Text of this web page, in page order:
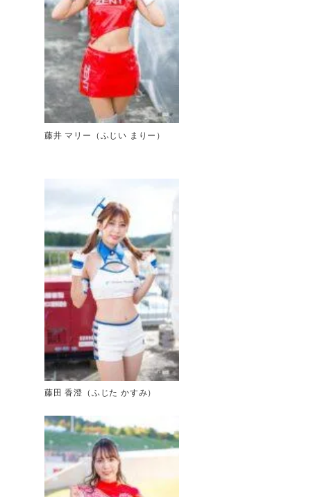
藤井 マリー（ふじい まりー）
藤田 香澄（ふじた かすみ）